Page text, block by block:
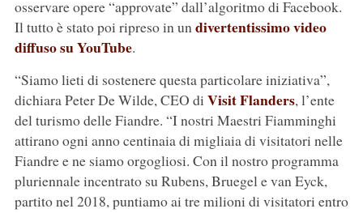
osservare opere “approvate” dall’algoritmo di Facebook.
Il tutto è stato poi ripreso in undivertentissimo video
diffuso su YouTube.
“Siamo lieti di sostenere questa particolare iniziativa”,
dichiara Peter De Wilde, CEO di Visit Flanders, l’ente
del turismo delle Fiandre. “I nostri Maestri Fiamminghi
attirano ogni anno centinaia di migliaia di visitatori nelle
Fiandre e ne siamo orgogliosi. Con il nostro programma
pluriennale incentrato su Rubens, Bruegel e van Eyck,
partito nel 2018, puntiamo ai tre milioni di visitatori entro